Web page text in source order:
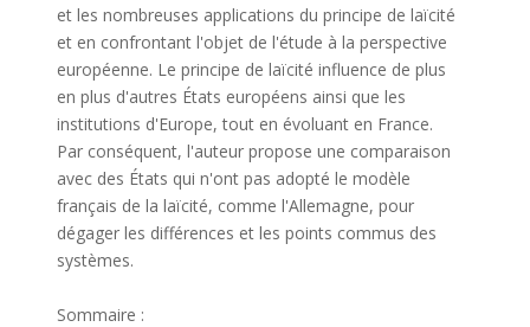
et les nombreuses applications du principe de laïcité
et en confrontant l'objet de l'étude à la perspective
européenne. Le principe de laïcité influence de plus
en plus d'autres États européens ainsi que les
institutions d'Europe, tout en évoluant en France.
Par conséquent, l'auteur propose une comparaison
avec des États qui n'ont pas adopté le modèle
français de la laïcité, comme l'Allemagne, pour
dégager les différences et les points commus des
systèmes.
Sommaire :